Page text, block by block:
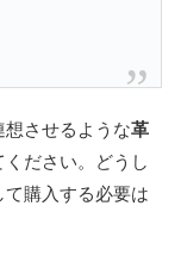
させるような革
ださい。どうし
購入する必要は